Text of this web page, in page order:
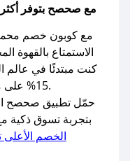
مع صحصح بتوفر
مع كوبون خصم
الاستمتاع بالقهوة
كنت مبتدئًا في عالم
15% على مشترياتك من أدوات ومحاصيل جُرْن.
حمّل تطبيق صحصح
بتجربة تسوق ذكية
الخصم الأعلى